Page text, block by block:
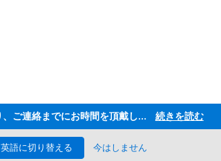
ただいま大変多くのお問い合わせをいただいており、ご連絡までにお時間を頂戴しております 続きを読む
英語に切り替える 今はしません